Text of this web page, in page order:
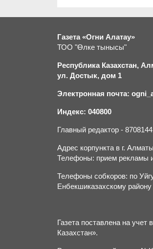
Газета «Огни Алатау»
ТОО "Өлке тынысы"
Республика Казахстан,
ул. Достык, дом 1
Электронная почта:
Индекс: 040800
Главный редактор -
Адрес корпункта в г.
Телефоны: прием рекламы
Телефоны собкоров: по
Енбекшиказахскому
Газета поставлена на
Казахстан».